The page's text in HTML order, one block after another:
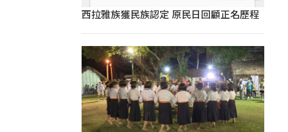
西拉雅族獲民族認定 原民日回顧正名歷程